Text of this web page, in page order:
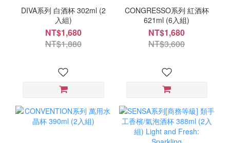
DIVA系列 白酒杯 302ml (2
入組)
NT$1,680
NT$1,880
CONGRESSO系列 紅酒杯
621ml (6入組)
NT$1,680
NT$3,600